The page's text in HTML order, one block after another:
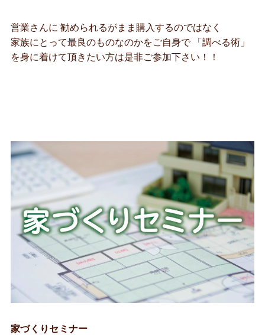
営業さんに 勧められるがまま購入するのではなく
家族にとって最良のものなのかをご自身で 「調べる術」
を身に着けて頂きたい方は是非ご参加下さい！！
家づくりセミナー